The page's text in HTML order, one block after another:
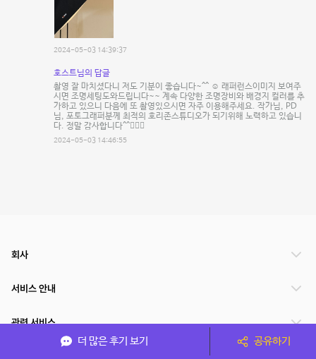
2024-05-03 14:39:37
호스트님의 답글
촬영 잘 마치셨다니 저도 기분이 좋습니다~^^ ☺️ 래퍼런스이미지 보여주
시면 조명세팅도와드립니다~~ 계속 다양한 조명장비와 배경지 컬러를 추
가하고 있으니 다음에 또 촬영있으시면 자주 이용해주세요. 작가님, PD
님, 포토그래퍼분께 최적의 호리존스튜디오가 되기위해 노력하고 있습니
다. 정말 감사합니다^^🙇🏻‍♂️
2024-05-03 14:46:55
더 많은 후기 보기 공유하기
회사
서비스 안내
관련 서비스